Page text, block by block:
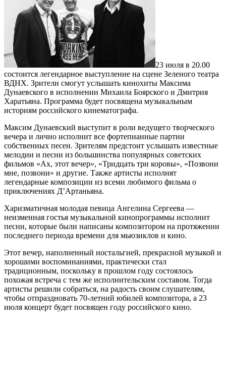
23 июля в 20.00
состоится легендарное выступление на сцене Зеленого театра
ВДНХ. Зрители смогут услышать кинохиты Максима
Дунаевского в исполнении Михаила Боярского и Дмитрия
Харатьяна. Программа будет посвящена музыкальным
историям российского кинематографа.
Максим Дунаевский выступит в роли ведущего творческого
вечера и лично исполнит все фортепианные партии
собственных песен. Зрителям предстоит услышать известные
мелодии и песни из большинства популярных советских
фильмов «Ах, этот вечер», «Тридцать три коровы», «Позвони
мне, позвони» и другие. Также артисты исполнят
легендарные композиции из всеми любимого фильма о
приключениях Д’Артаньяна.
Харизматичная молодая певица Ангелина Сергеева —
неизменная гостья музыкальной кинопрограммы исполнит
песни, которые были написаны композитором на протяжении
последнего периода времени для мьюзиклов и кино.
Этот вечер, наполненный ностальгией, прекрасной музыкой и
хорошими воспоминаниями, практически стал
традиционным, поскольку в прошлом году состоялось
похожая встреча с тем же исполнительским составом. Тогда
артисты решили собраться, на радость своим слушателям,
чтобы отпраздновать 70-летний юбилей композитора, а 23
июля концерт будет посвящен году российского кино.